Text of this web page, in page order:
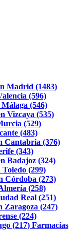
Madrid (1483)
(596)
(546)
Vizcaya (535)
(529)
(483)
Cantabria (376)
(343)
Badajoz (324)
(299)
Córdoba (273)
(258)
Real (251)
Zaragoza (247)
(224)
(217) Farmacias